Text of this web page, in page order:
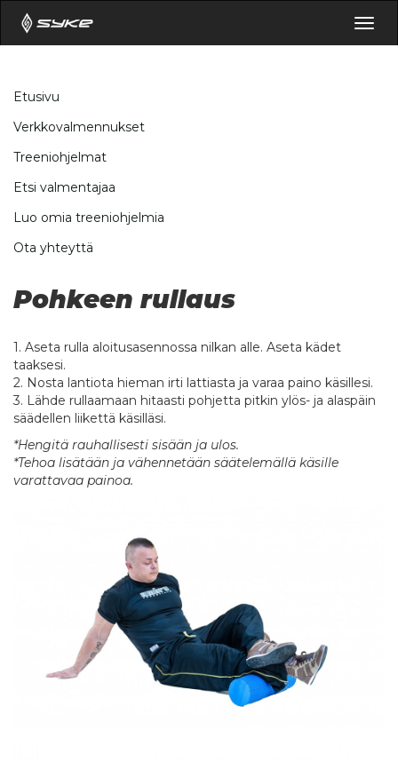
Etusivu
Verkkovalmennukset
Treeniohjelmat
Etsi valmentajaa
Luo omia treeniohjelmia
Ota yhteyttä
Pohkeen rullaus
1. Aseta rulla aloitusasennossa nilkan alle. Aseta kädet
taaksesi.
2. Nosta lantiota hieman irti lattiasta ja varaa paino käsillesi.
3. Lähde rullaamaan hitaasti pohjetta pitkin ylös- ja alaspäin
säädellen liikettä käsilläsi.
*Hengitä rauhallisesti sisään ja ulos.
*Tehoa lisätään ja vähennetään säätelemällä käsille
varattavaa painoa.